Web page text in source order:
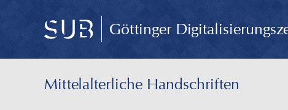
Göttinger
Mittelalterliche Handschriften